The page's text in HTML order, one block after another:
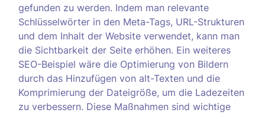
gefunden zu werden. Indem man relevante
Schlüsselwörter in den Meta-Tags, URL-Strukturen
und dem Inhalt der Website verwendet, kann man
die Sichtbarkeit der Seite erhöhen. Ein weiteres
SEO-Beispiel wäre die Optimierung von Bildern
durch das Hinzufügen von alt-Texten und die
Komprimierung der Dateigröße, um die Ladezeiten
zu verbessern. Diese Maßnahmen sind wichtige